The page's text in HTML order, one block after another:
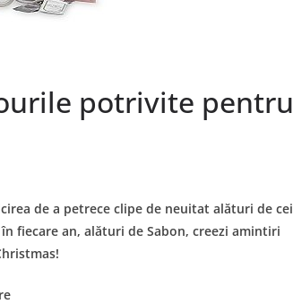
potrivite pentru
de a petrece clipe de neuitat alături de cei
fiecare an, alături de Sabon, creezi amintiri